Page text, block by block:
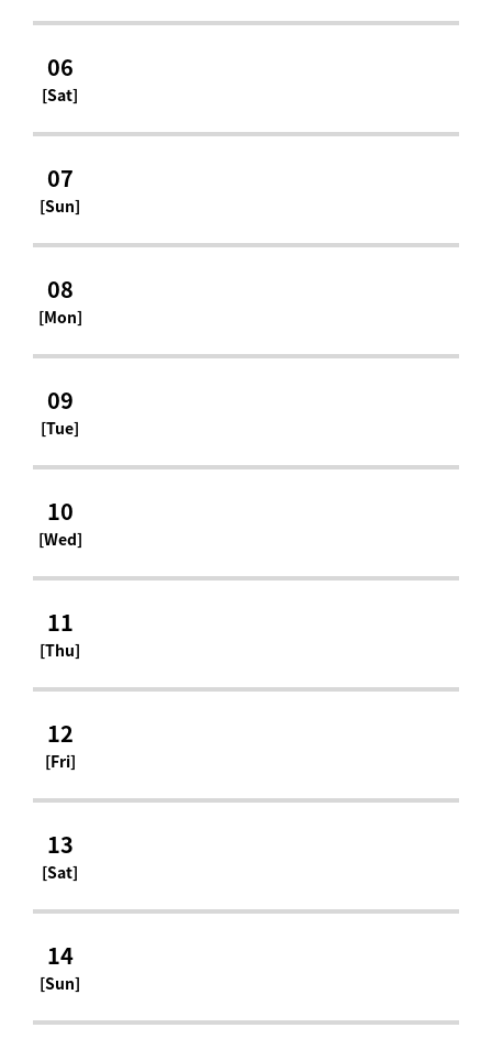
06
[Sat]
07
[Sun]
08
[Mon]
09
[Tue]
10
[Wed]
11
[Thu]
12
[Fri]
13
[Sat]
14
[Sun]